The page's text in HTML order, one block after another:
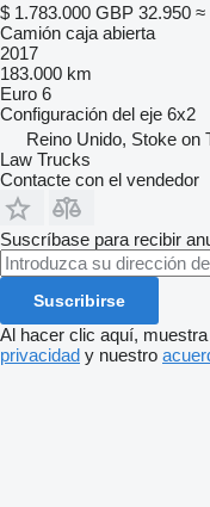
$ 1.783.000 GBP 32.950 ≈
Camión caja abierta
2017
183.000 km
Euro 6
Configuración del eje 6x2
Reino Unido, Stoke on
Law Trucks
Contacte con el vendedor
Suscríbase para recibir
Suscribirse
Al hacer clic aquí,
privacidad y nuestro